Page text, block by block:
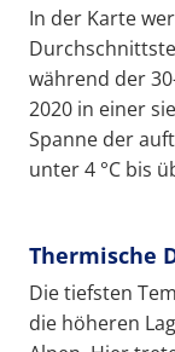
In der Karte
während der
2020 in einer
Spanne der
unter 4 °C bis
Thermische
Die tiefsten
die höheren